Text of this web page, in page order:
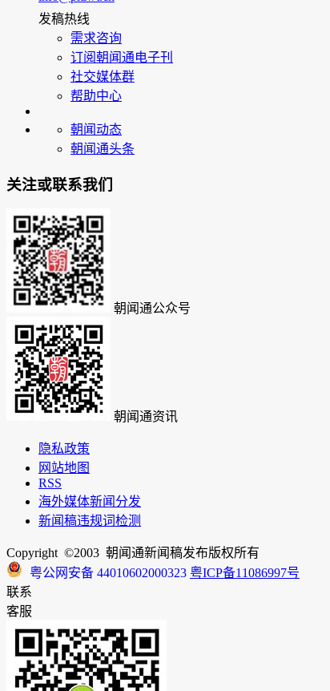
发稿热线
需求咨询
订阅朝闻通电子刊
社交媒体群
帮助中心
朝闻动态
朝闻通头条
关注或联系我们
朝闻通公众号
朝闻通资讯
隐私政策
网站地图
RSS
海外媒体新闻分发
新闻稿违规词检测
Copyright ©2003 朝闻通新闻稿发布版权所有
粤公网安备 44010602000323 粤ICP备11086997号
联系
客服